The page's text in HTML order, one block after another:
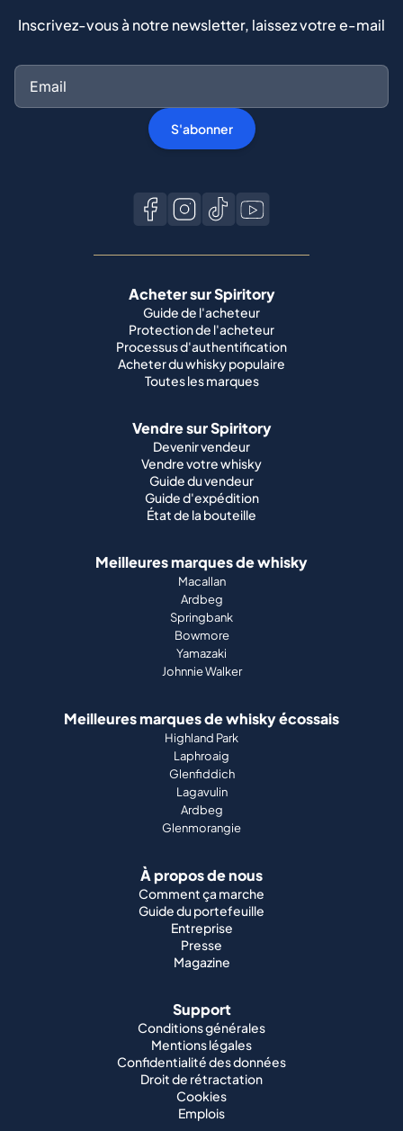
Inscrivez-vous à notre newsletter, laissez votre e-mail
S'abonner
Acheter sur Spiritory
Guide de l'acheteur
Protection de l'acheteur
Processus d'authentification
Acheter du whisky populaire
Toutes les marques
Vendre sur Spiritory
Devenir vendeur
Vendre votre whisky
Guide du vendeur
Guide d'expédition
État de la bouteille
Meilleures marques de whisky
Macallan
Ardbeg
Springbank
Bowmore
Yamazaki
Johnnie Walker
Meilleures marques de whisky écossais
Highland Park
Laphroaig
Glenfiddich
Lagavulin
Ardbeg
Glenmorangie
À propos de nous
Comment ça marche
Guide du portefeuille
Entreprise
Presse
Magazine
Support
Conditions générales
Mentions légales
Confidentialité des données
Droit de rétractation
Cookies
Emplois